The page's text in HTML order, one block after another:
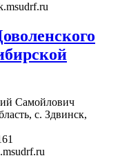
Самойлович
с. Здвинск,